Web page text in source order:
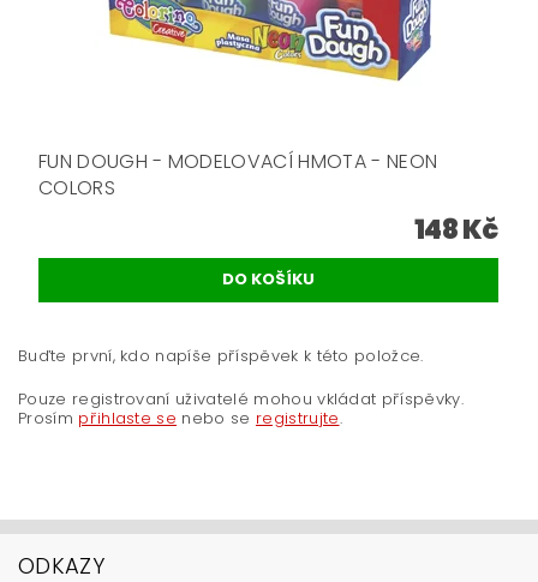
FUN DOUGH - MODELOVACÍ HMOTA - NEON
COLORS
148 Kč
Buďte první, kdo napíše příspěvek k této položce.
Pouze registrovaní uživatelé mohou vkládat příspěvky.
Prosím přihlaste se nebo se registrujte.
ODKAZY